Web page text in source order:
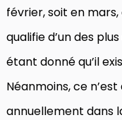
février, soit en mars,
qualifie d’un des
étant donné qu’il
Néanmoins, ce
annuellement dans